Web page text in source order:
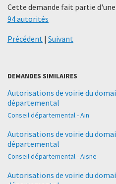
Cette demande fait partie d'une
94 autorités
Précédent | Suivant
DEMANDES SIMILAIRES
Autorisations de voirie du
départemental
Conseil départemental - Ain
Autorisations de voirie du
départemental
Conseil départemental - Aisne
Autorisations de voirie du